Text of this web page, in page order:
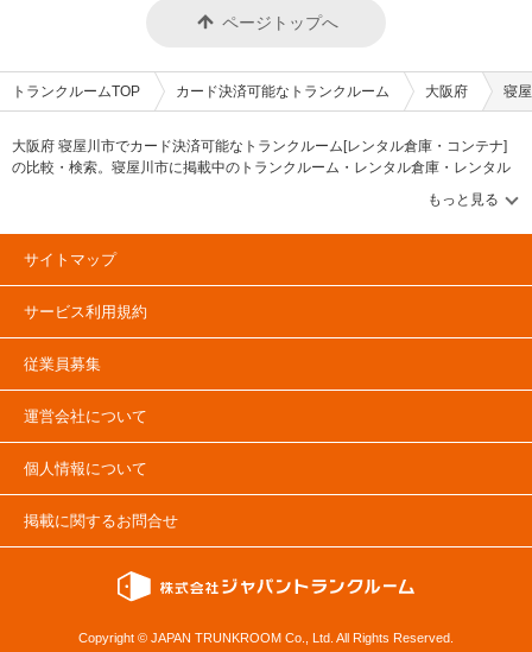
ページトップへ
トランクルームTOP カード決済可能なトランクルーム 大阪府 寝
大阪府 寝屋川市でカード決済可能なトランクルーム[レンタル倉庫・コンテナ]
の比較・検索。寝屋川市に掲載中のトランクルーム・レンタル倉庫・レンタル
コンテナなどの収納スペースを、借りたい地域から探して、広さ・料金[賃料]・
セキュリティ・空調完備・24時間出し入れ可能などの希望条件で絞込み！豊富
な物件数から様々な方法でご希望の収納スペースを簡単に探せるトランクルー
ム情報サイトです。気になるトランクルームを見つけたら、メールか電話でお
サイトマップ
サービス利用規約
従業員募集
運営会社について
個人情報について
掲載に関するお問合せ
Copyright © JAPAN TRUNKROOM Co., Ltd. All Rights Reserved.